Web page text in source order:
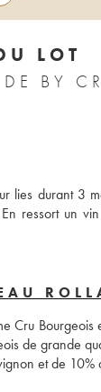
LOT
BY
lies durant 3
ressort un
Cru
de grande
et de 10%